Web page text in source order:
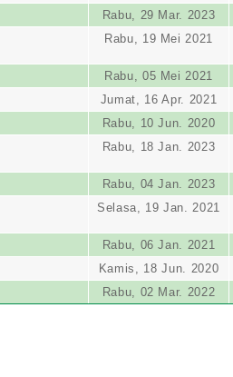
Rabu, 29 Mar. 2023
Rabu, 19 Mei 2021
Rabu, 05 Mei 2021
Jumat, 16 Apr. 2021
Rabu, 10 Jun. 2020
Rabu, 18 Jan. 2023
Rabu, 04 Jan. 2023
Selasa, 19 Jan. 2021
Rabu, 06 Jan. 2021
Kamis, 18 Jun. 2020
Rabu, 02 Mar. 2022